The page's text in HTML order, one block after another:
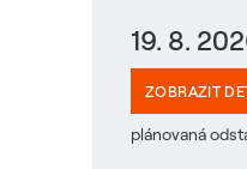
19. 8.
ZOBRAZIT
plánovaná